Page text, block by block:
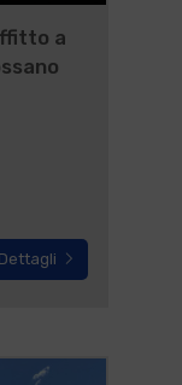
a
Dettagli